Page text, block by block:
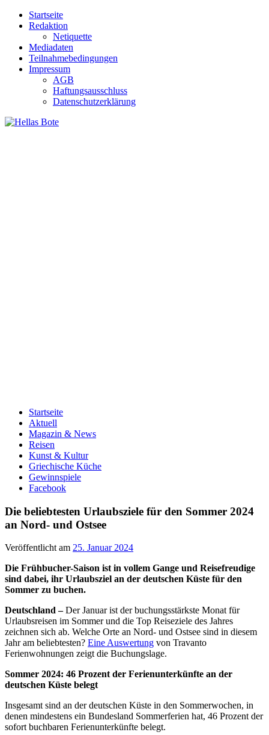
Zum
Inhalt
Startseite
Redaktion
Netiquette
Mediadaten
Teilnahmebedingungen
Impressum
AGB
Haftungsausschluss
Datenschutzerklärung
Startseite
Aktuell
Magazin & News
Reisen
Kunst & Kultur
Griechische Küche
Gewinnspiele
Facebook
Die beliebtesten Urlaubsziele für den Sommer 2024
an Nord- und Ostsee
Veröffentlicht am 25. Januar 2024
Die Frühbucher-Saison ist in vollem Gange und Reisefreudige
sind dabei, ihr Urlaubsziel an der deutschen Küste für den
Sommer zu buchen.
Deutschland –Der Januar ist der buchungsstärkste Monat für
Urlaubsreisen im Sommer und die Top Reiseziele des Jahres
zeichnen sich ab. Welche Orte an Nord- und Ostsee sind in diesem
Jahr am beliebtesten? Eine Auswertung von Travanto
Ferienwohnungen zeigt die Buchungslage.
Sommer 2024: 46 Prozent der Ferienunterkünfte an der
deutschen Küste belegt
Insgesamt sind an der deutschen Küste in den Sommerwochen, in
denen mindestens ein Bundesland Sommerferien hat, 46 Prozent der
sofort buchbaren Ferienunterkünfte belegt.